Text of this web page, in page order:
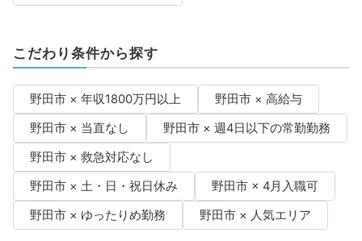
こだわり条件から探す
野田市 × 年収1800万円以上
野田市 × 高給与
野田市 × 当直なし
野田市 × 週4日以下の常勤勤務
野田市 × 救急対応なし
野田市 × 土・日・祝日休み
野田市 × 4月入職可
野田市 × ゆったりめ勤務
野田市 × 人気エリア